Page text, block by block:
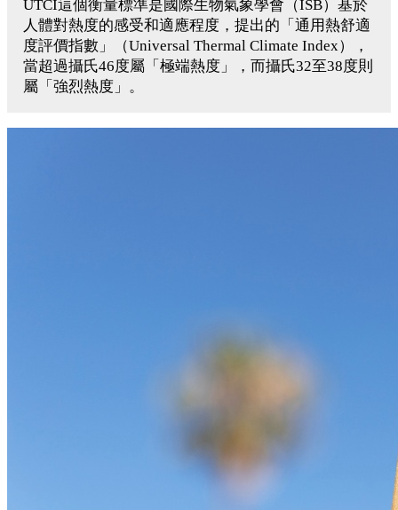
UTCI這個衡量標準是國際生物氣象學會（ISB）基於
人體對熱度的感受和適應程度，提出的「通用熱舒適
度評價指數」（Universal Thermal Climate Index），
當超過攝氏46度屬「極端熱度」，而攝氏32至38度則
屬「強烈熱度」。